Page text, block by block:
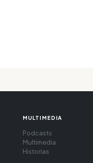
MULTIMEDIA
Podcasts
Multimedia
Historias